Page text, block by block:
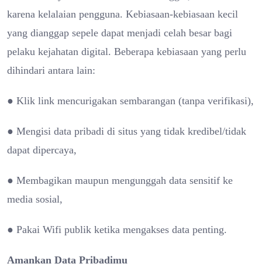
karena kelalaian pengguna. Kebiasaan-kebiasaan kecil
yang dianggap sepele dapat menjadi celah besar bagi
pelaku kejahatan digital. Beberapa kebiasaan yang perlu
dihindari antara lain:
● Klik link mencurigakan sembarangan (tanpa verifikasi),
● Mengisi data pribadi di situs yang tidak kredibel/tidak
dapat dipercaya,
● Membagikan maupun mengunggah data sensitif ke
media sosial,
● Pakai Wifi publik ketika mengakses data penting.
Amankan Data Pribadimu